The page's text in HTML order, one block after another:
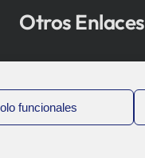
funcionales
Otros Enlaces
Bioef
Gobierno Vasco